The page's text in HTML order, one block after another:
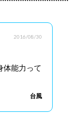
2016/08/30
体能力って
台風